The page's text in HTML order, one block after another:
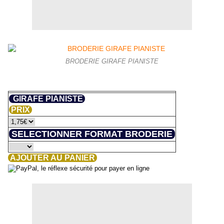
BRODERIE GIRAFE PIANISTE
GIRAFE PIANISTE
PRIX
SELECTIONNER FORMAT BRODERIE
AJOUTER AU PANIER